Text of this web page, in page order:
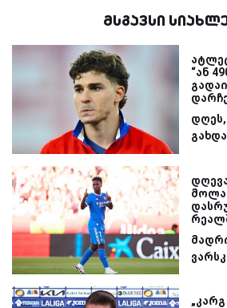
მსგავსი
“ან